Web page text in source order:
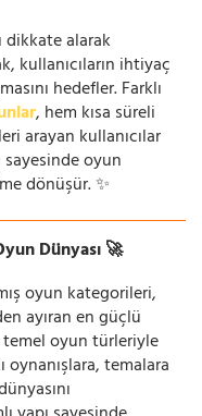
dikkate alarak
kullanıcıların ihtiyaç
hedefler. Farklı
, hem kısa süreli
arayan kullanıcılar
oyun
dönüşür. ✨
Dünyası 🚀
oyun kategorileri,
ayıran en güçlü
oyun türleriyle
oynanışlara, temalara